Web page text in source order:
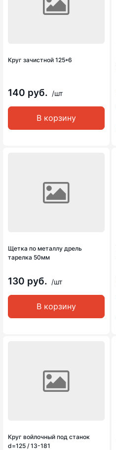
Круг зачистной 125*6
140 руб. /шт
В корзину
Щетка по металлу дрель
тарелка 50мм
130 руб. /шт
В корзину
Круг войлочный под станок
d=125 / 13-181